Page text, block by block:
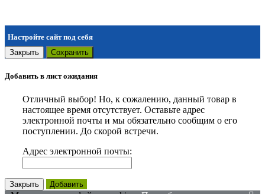
Настройте сайт под себя
Закрыть
Сохранить
Добавить в лист ожидания
Отличный выбор! Но, к сожалению, данный товар в
настоящее время отсутствует. Оставьте адрес
электронной почты и мы обязательно сообщим о его
поступлении. До скорой встречи.
Адрес электронной почты:
Закрыть Добавить